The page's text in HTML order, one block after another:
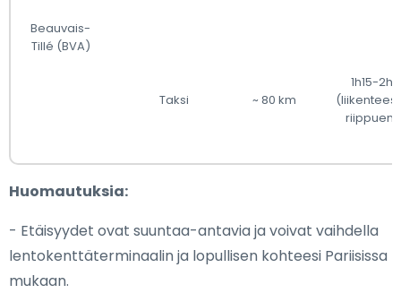
Beauvais-
Tillé (BVA)
Taksi ~ 80 km
1h15-2h
riippuen)
Huomautuksia:
- Etäisyydet ovat suuntaa-antavia ja voivat vaihdella
lentokenttäterminaalin ja lopullisen kohteesi Pariisissa
mukaan.